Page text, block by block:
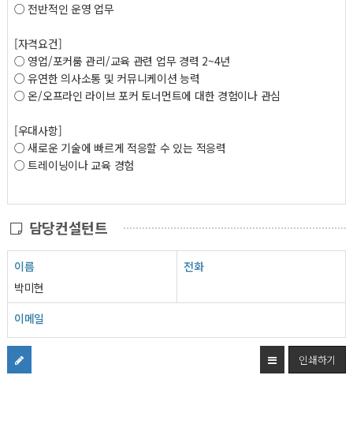
○ 전반적인 운영 업무
[자격요건]
○ 영업/포커룸 관리/교육 관련 업무 경력 2~4년
○ 유연한 의사소통 및 커뮤니케이션 능력
○ 온/오프라인 라이브 포커 토너먼트에 대한 경험이나 관심
[우대사항]
○ 새로운 기술에 빠르게 적응할 수 있는 적응력
○ 트레이닝이나 교육 경험
담당컨설턴트
이름
박미현
전화
이메일